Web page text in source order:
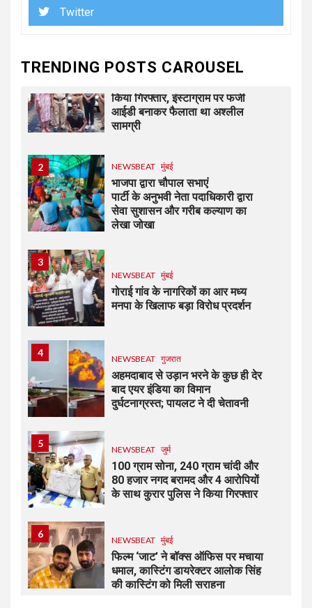
Twitter
TRENDING POSTS CAROUSEL
43 जिंदा कारतूस बरामद की
1 NEWSBEAT जुर्म
किया गिरफ्तार, इंस्टाग्राम पर फर्जी
आईडी बनाकर फैलाता था अश्लील
सामग्री
2 NEWSBEAT मुंबई
भाजपा द्वारा चौपाल सभाएं
पार्टी के अनुभवी नेता पदाधिकारी द्वारा
सेवा सुशासन और गरीब कल्याण का
लेखा जोखा
3
NEWSBEAT मुंबई
गोराई गांव के नागरिकों का आर मध्य
मनपा के खिलाफ बड़ा विरोध प्रदर्शन
4
NEWSBEAT गुजरात
अहमदाबाद से उड़ान भरने के कुछ ही देर
बाद एयर इंडिया का विमान
दुर्घटनाग्रस्त; पायलट ने दी चेतावनी
5
NEWSBEAT जुर्म
100 ग्राम सोना, 240 ग्राम चांदी और
80 हजार नगद बरामद और 4 आरोपियों
के साथ कुरार पुलिस ने किया गिरफ्तार
6
NEWSBEAT मुंबई
फिल्म ‘जाट’ ने बॉक्स ऑफिस पर मचाया
धमाल, कास्टिंग डायरेक्टर आलोक सिंह
की कास्टिंग को मिली सराहना